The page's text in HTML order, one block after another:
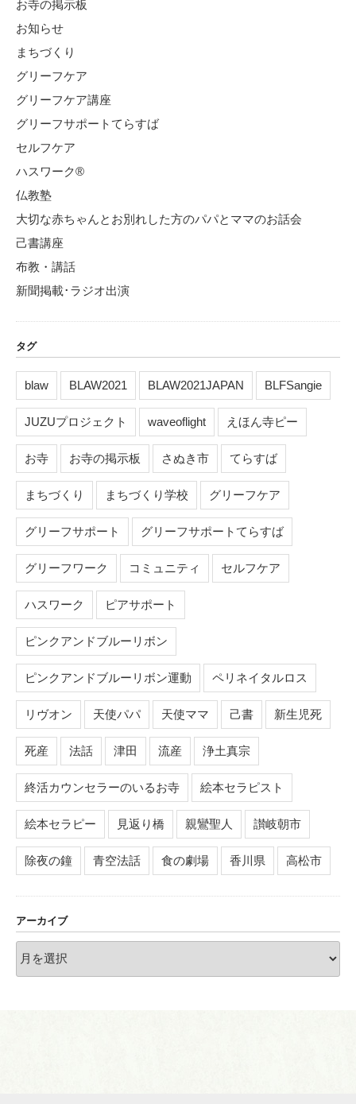
お寺の掲示板
お知らせ
まちづくり
グリーフケア
グリーフケア講座
グリーフサポートてらすば
セルフケア
ハスワーク®
仏教塾
大切な赤ちゃんとお別れした方のパパとママのお話会
己書講座
布教・講話
新聞掲載･ラジオ出演
タグ
blaw BLAW2021 BLAW2021JAPAN BLFSangie
JUZUプロジェクト waveoflight えほん寺ピー
お寺 お寺の掲示板 さぬき市 てらすば
まちづくり まちづくり学校 グリーフケア
グリーフサポート グリーフサポートてらすば
グリーフワーク コミュニティ セルフケア
ハスワーク ピアサポート
ピンクアンドブルーリボン
ピンクアンドブルーリボン運動 ペリネイタルロス
リヴオン 天使パパ 天使ママ 己書 新生児死
死産 法話 津田 流産 浄土真宗
終活カウンセラーのいるお寺 絵本セラピスト
絵本セラピー 見返り橋 親鸞聖人 讃岐朝市
除夜の鐘 青空法話 食の劇場 香川県 高松市
アーカイブ
ー